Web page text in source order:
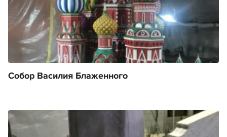
Собор Василия Блаженного